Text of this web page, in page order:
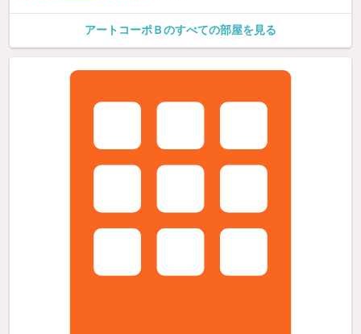
アートコーポＢのすべての部屋を見る